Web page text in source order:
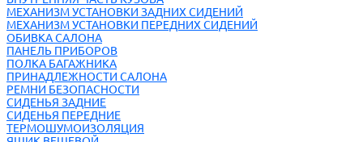
МЕХАНИЗМ УСТАНОВКИ ЗАДНИХ СИДЕНИЙ
МЕХАНИЗМ УСТАНОВКИ ПЕРЕДНИХ СИДЕНИЙ
ОБИВКА САЛОНА
ПАНЕЛЬ ПРИБОРОВ
ПОЛКА БАГАЖНИКА
ПРИНАДЛЕЖНОСТИ САЛОНА
РЕМНИ БЕЗОПАСНОСТИ
СИДЕНЬЯ ЗАДНИЕ
СИДЕНЬЯ ПЕРЕДНИЕ
ТЕРМОШУМОИЗОЛЯЦИЯ